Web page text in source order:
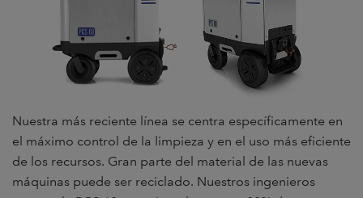
Nuestra más reciente línea se centra específicamente en
el máximo control de la limpieza y en el uso más eficiente
de los recursos. Gran parte del material de las nuevas
máquinas puede ser reciclado. Nuestros ingenieros